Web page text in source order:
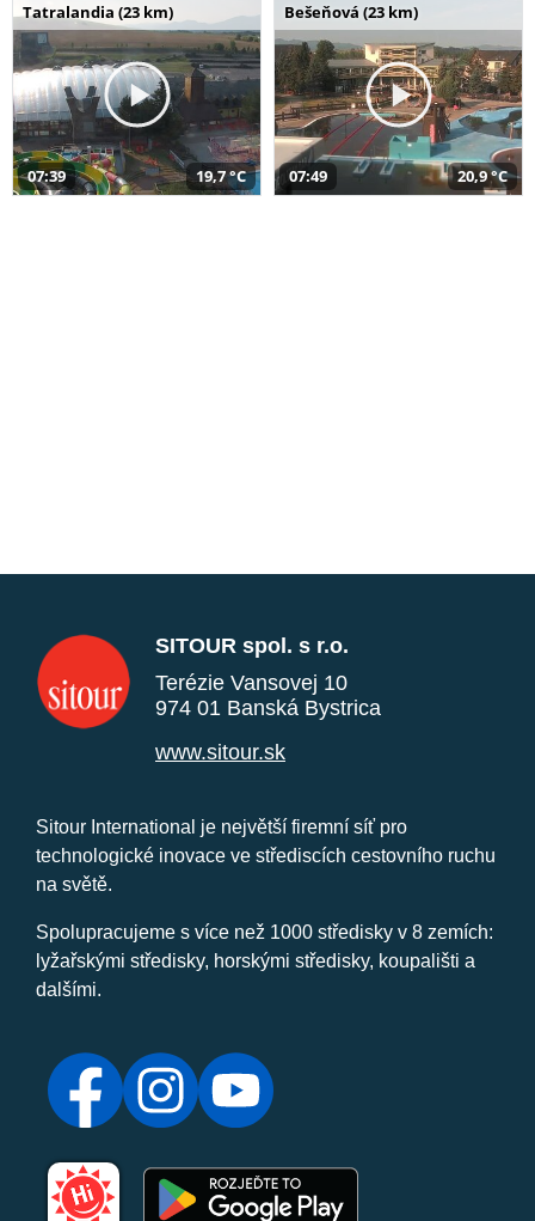
Tatralandia (23 km)
07:39 19,7 °C
Bešeňová (23 km)
07:49 20,9 °C
SITOUR spol. s r.o.
Terézie Vansovej 10
974 01 Banská Bystrica
www.sitour.sk
Sitour International je největší firemní síť pro
technologické inovace ve střediscích cestovního ruchu
na světě.
Spolupracujeme s více než 1000 středisky v 8 zemích:
lyžařskými středisky, horskými středisky, koupališti a
dalšími.